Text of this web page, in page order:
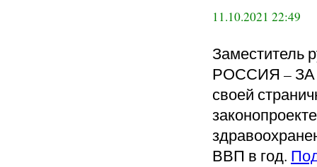
11.10.2021 22:49
РОССИЯ – ЗА
своей
ВВП в год.